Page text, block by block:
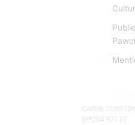
Culture